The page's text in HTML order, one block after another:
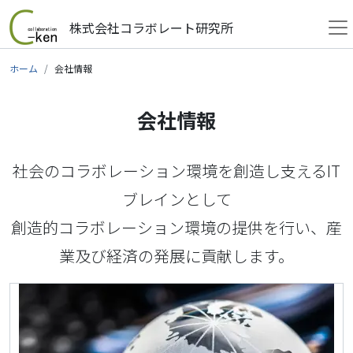
コンテンツへスキップ
メインナビゲーション
株式会社コラボレート研究所
ホーム 会社情報
会社情報
社会のコラボレーション環境を創造し支えるIT
ブレインとして
創造的コラボレーション環境の提供を行い、産
業及び経済の発展に貢献します。